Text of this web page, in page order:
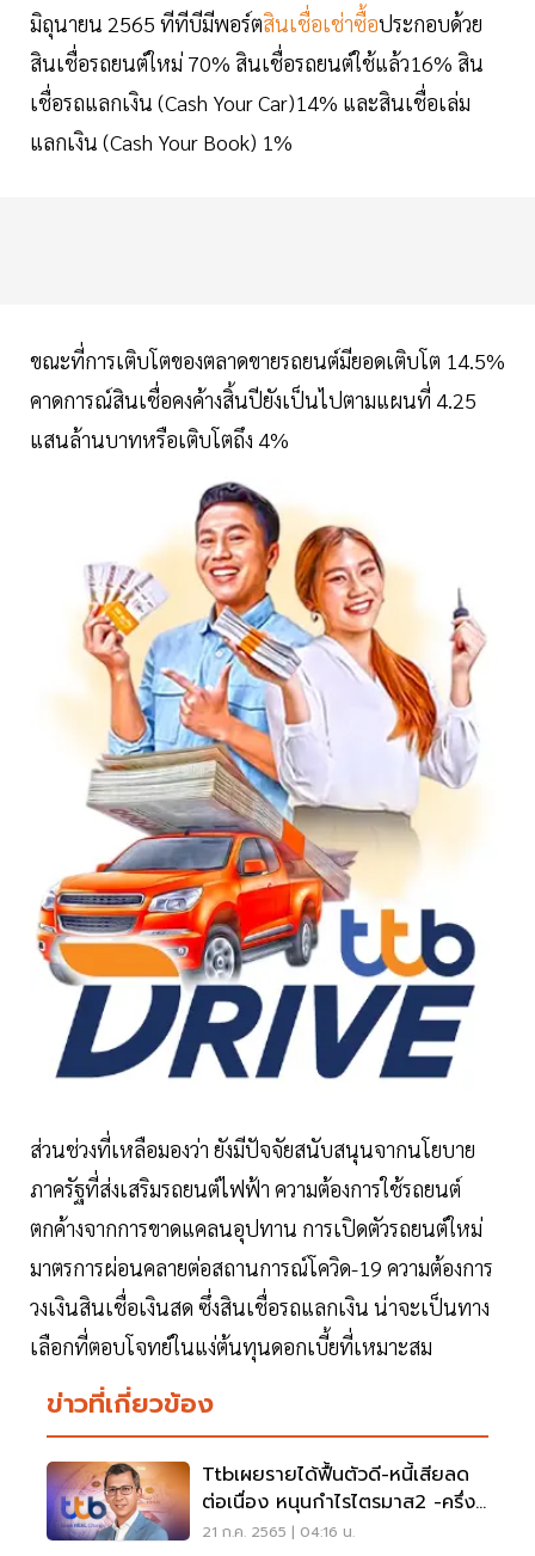
มิถุนายน 2565 ทีทีบีมีพอร์ตสินเชื่อเช่าซื้อประกอบด้วย
สินเชื่อรถยนต์ใหม่ 70% สินเชื่อรถยนต์ใช้แล้ว16% สิน
เชื่อรถแลกเงิน (Cash Your Car)14% และสินเชื่อเล่ม
แลกเงิน (Cash Your Book) 1%
ขณะที่การเติบโตของตลาดขายรถยนต์มียอดเติบโต 14.5%
คาดการณ์สินเชื่อคงค้างสิ้นปียังเป็นไปตามแผนที่ 4.25
แสนล้านบาทหรือเติบโตถึง 4%
ส่วนช่วงที่เหลือมองว่า ยังมีปัจจัยสนับสนุนจากนโยบาย
ภาครัฐที่ส่งเสริมรถยนต์ไฟฟ้า ความต้องการใช้รถยนต์
ตกค้างจากการขาดแคลนอุปทาน การเปิดตัวรถยนต์ใหม่
มาตรการผ่อนคลายต่อสถานการณ์โควิด-19 ความต้องการ
วงเงินสินเชื่อเงินสด ซึ่งสินเชื่อรถแลกเงิน น่าจะเป็นทาง
เลือกที่ตอบโจทย์ในแง่ต้นทุนดอกเบี้ยที่เหมาะสม
ข่าวที่เกี่ยวข้อง
Ttbเผยรายได้ฟื้นตัวดี-หนี้เสียลด
ต่อเนื่อง หนุนกำไรไตรมาส2 -ครึ่ง
แรกปี65
21 ก.ค. 2565 | 04:16 น.